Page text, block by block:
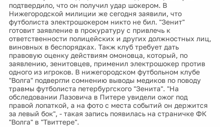
подтвердило, что он получил удар шокером. В
Нижегородской милиции же сегодня заявили, что
футболиста электрошокером никто не бил. "Зенит"
готовит заявление в прокуратуру с привлечь к
ответственности полицейских и других должностных лиц,
виновных в беспорядках. Такж клуб требует дать
правовую оценку действиям омоновца, который, по
заявлению, зенитовцев, применил электрошокер против
одного из игроков. В нижегородском футбольном клубе
"Волга" подвергли сомнению выводы медиков по поводу
травмы футболиста петербургского "Зенита". "На
обследовании Лазовича в Питере увидели ожог под
правой лопаткой, а на фото с места событий он держится
за левый бок", - такая запись появилась на страничке ФК
"Волга" в "Твиттере".